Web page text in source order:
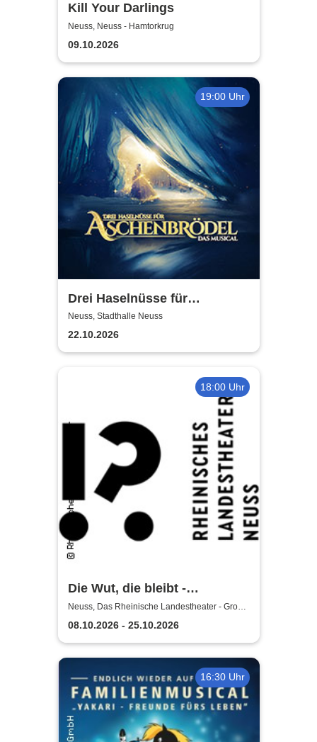
Kill Your Darlings
Neuss, Neuss - Hamtorkrug
09.10.2026
19:00 Uhr
Drei Haselnüsse für
Aschenbrödel - Das Musical
Neuss, Stadthalle Neuss
22.10.2026
18:00 Uhr
Die Wut, die bleibt -
Rheinische Landestheater
Neuss
Neuss, Das Rheinische Landestheater - Große
Bühne
08.10.2026 - 25.10.2026
16:30 Uhr